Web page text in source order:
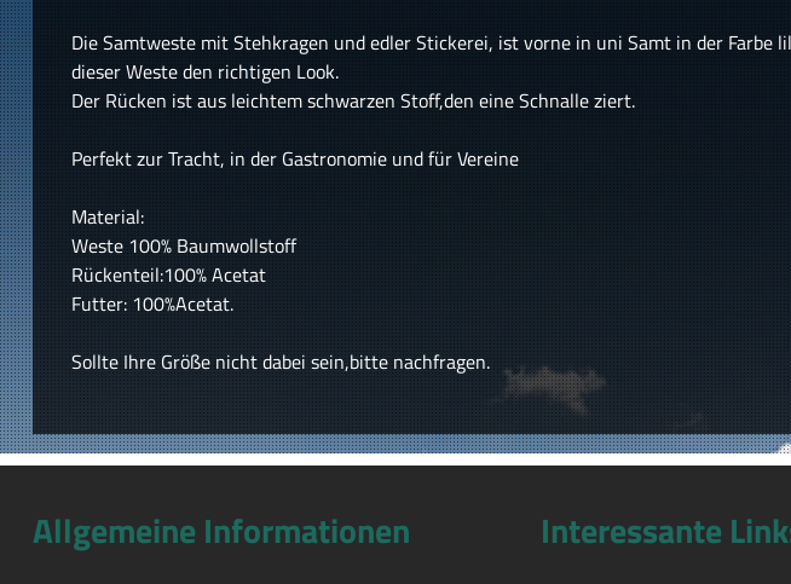
Die Samtweste mit Stehkragen und edler Stickerei, ist vorne in uni Samt in der Farbe
dieser Weste den richtigen Look.
Der Rücken ist aus leichtem schwarzen Stoff,den eine Schnalle ziert.
Perfekt zur Tracht, in der Gastronomie und für Vereine
Material:
Weste 100% Baumwollstoff
Rückenteil:100% Acetat
Futter: 100%Acetat.
Sollte Ihre Größe nicht dabei sein,bitte nachfragen.
Allgemeine Informationen Interessante